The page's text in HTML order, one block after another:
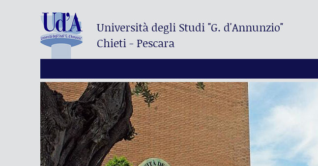
Università degli Studi"G. d'Annunzio"
Chieti - Pescara